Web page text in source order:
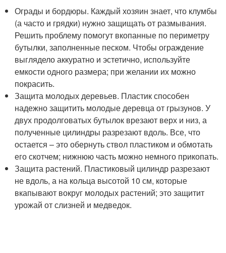
Ограды и бордюры. Каждый хозяин знает, что клумбы
(а часто и грядки) нужно защищать от размывания.
Решить проблему помогут вкопанные по периметру
бутылки, заполненные песком. Чтобы ограждение
выглядело аккуратно и эстетично, используйте
емкости одного размера; при желании их можно
покрасить.
Защита молодых деревьев. Пластик способен
надежно защитить молодые деревца от грызунов. У
двух продолговатых бутылок врезают верх и низ, а
полученные цилиндры разрезают вдоль. Все, что
остается – это обернуть ствол пластиком и обмотать
его скотчем; нижнюю часть можно немного прикопать.
Защита растений. Пластиковый цилиндр разрезают
не вдоль, а на кольца высотой 10 см, которые
вкапывают вокруг молодых растений; это защитит
урожай от слизней и медведок.